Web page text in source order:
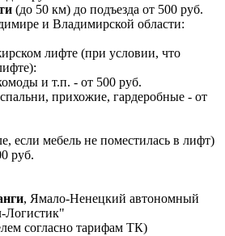
(до 50 км) до подъезда от 500 руб.
и Владимирской области:
лифте (при условии, что
и т.п. - от 500 руб.
прихожие, гардеробные - от
если мебель не поместилась в лифт)
руб.
, Ямало-Ненецкий автономный
Логистик"
согласно тарифам ТК)